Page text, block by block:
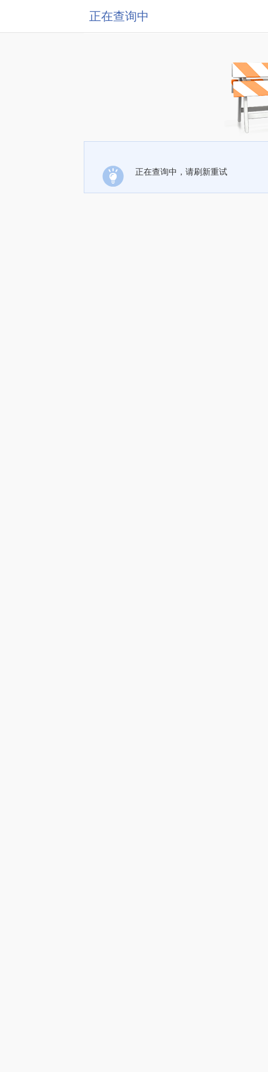
正在查询中
正在查询中，请刷新重试